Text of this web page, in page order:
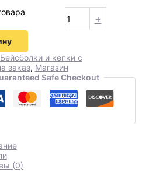
+
Бейсболки и кепки с
заказ, Магазин
Safe Checkout
(0)